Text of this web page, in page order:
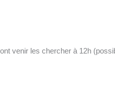
venir les chercher à 12h